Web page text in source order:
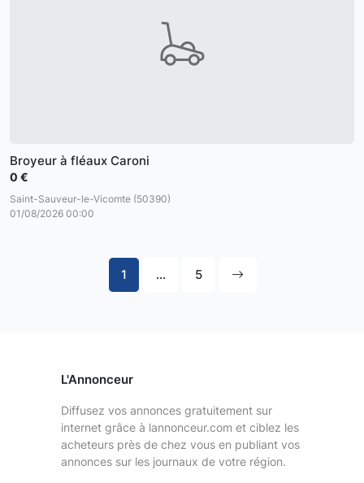
Broyeur à fléaux Caroni
0 €
Saint-Sauveur-le-Vicomte (50390)
01/08/2026 00:00
1 ... 5
L'Annonceur
Diffusez vos annonces gratuitement sur
internet grâce à lannonceur.com et ciblez les
acheteurs près de chez vous en publiant vos
annonces sur les journaux de votre région.